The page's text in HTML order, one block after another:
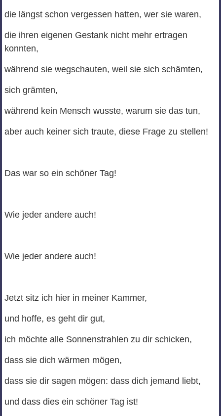
die längst schon vergessen hatten, wer sie waren,
die ihren eigenen Gestank nicht mehr ertragen
konnten,
während sie wegschauten, weil sie sich schämten,
sich grämten,
während kein Mensch wusste, warum sie das tun,
aber auch keiner sich traute, diese Frage zu stellen!
Das war so ein schöner Tag!
Wie jeder andere auch!
Wie jeder andere auch!
Jetzt sitz ich hier in meiner Kammer,
und hoffe, es geht dir gut,
ich möchte alle Sonnenstrahlen zu dir schicken,
dass sie dich wärmen mögen,
dass sie dir sagen mögen: dass dich jemand liebt,
und dass dies ein schöner Tag ist!